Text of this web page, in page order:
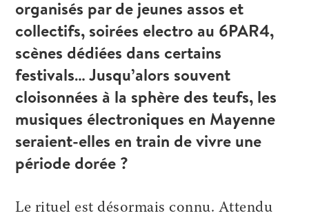
organisés par de jeunes assos et
collectifs, soirées electro au 6PAR4,
scènes dédiées dans certains
festivals… Jusqu’alors souvent
cloisonnées à la sphère des teufs, les
musiques électroniques en Mayenne
seraient-elles en train de vivre une
période dorée ?
Le rituel est désormais connu. Attendu